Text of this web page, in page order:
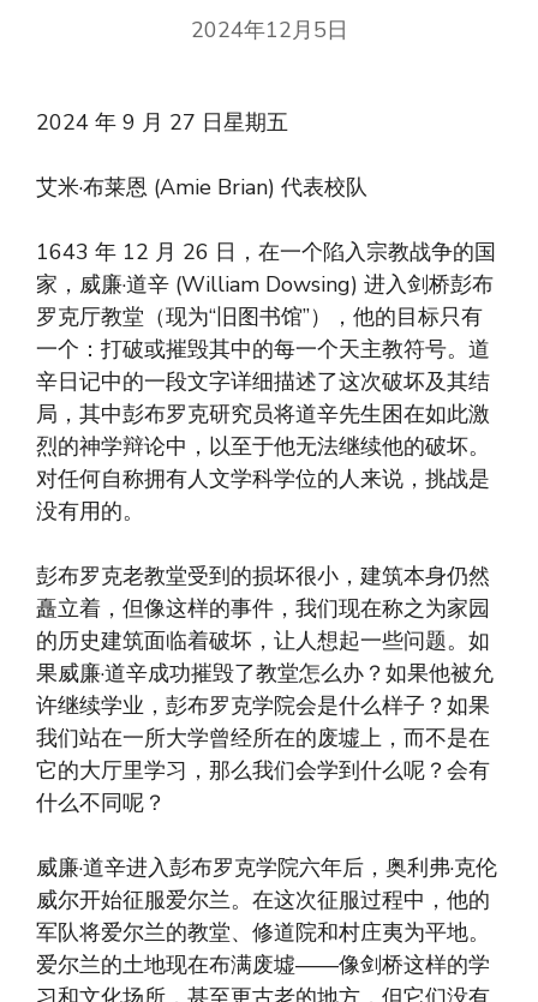
2024年12月5日
2024 年 9 月 27 日星期五
艾米·布莱恩 (Amie Brian) 代表校队
1643 年 12 月 26 日，在一个陷入宗教战争的国
家，威廉·道辛 (William Dowsing) 进入剑桥彭布
罗克厅教堂（现为“旧图书馆”），他的目标只有
一个：打破或摧毁其中的每一个天主教符号。道
辛日记中的一段文字详细描述了这次破坏及其结
局，其中彭布罗克研究员将道辛先生困在如此激
烈的神学辩论中，以至于他无法继续他的破坏。
对任何自称拥有人文学科学位的人来说，挑战是
没有用的。
彭布罗克老教堂受到的损坏很小，建筑本身仍然
矗立着，但像这样的事件，我们现在称之为家园
的历史建筑面临着破坏，让人想起一些问题。如
果威廉·道辛成功摧毁了教堂怎么办？如果他被允
许继续学业，彭布罗克学院会是什么样子？如果
我们站在一所大学曾经所在的废墟上，而不是在
它的大厅里学习，那么我们会学到什么呢？会有
什么不同呢？
威廉·道辛进入彭布罗克学院六年后，奥利弗·克伦
威尔开始征服爱尔兰。在这次征服过程中，他的
军队将爱尔兰的教堂、修道院和村庄夷为平地。
爱尔兰的土地现在布满废墟——像剑桥这样的学